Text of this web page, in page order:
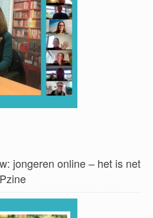
jongeren online – het is net